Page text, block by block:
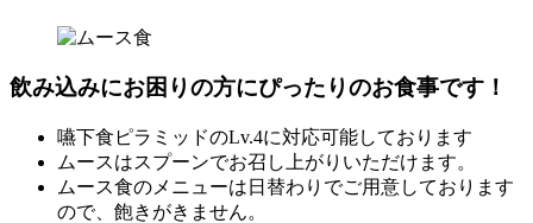
飲み込みにお困りの方にぴったりのお食事です！
嚥下食ピラミッドのLv.4に対応可能しております
ムースはスプーンでお召し上がりいただけます。
ムース食のメニューは日替わりでご用意しております
ので、飽きがきません。